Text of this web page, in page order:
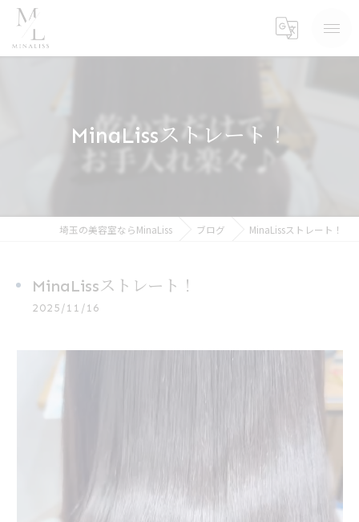
MinaLissストレート！
埼玉の美容室ならMinaLiss ブログ MinaLissストレート！
MinaLissストレート！
2025/11/16